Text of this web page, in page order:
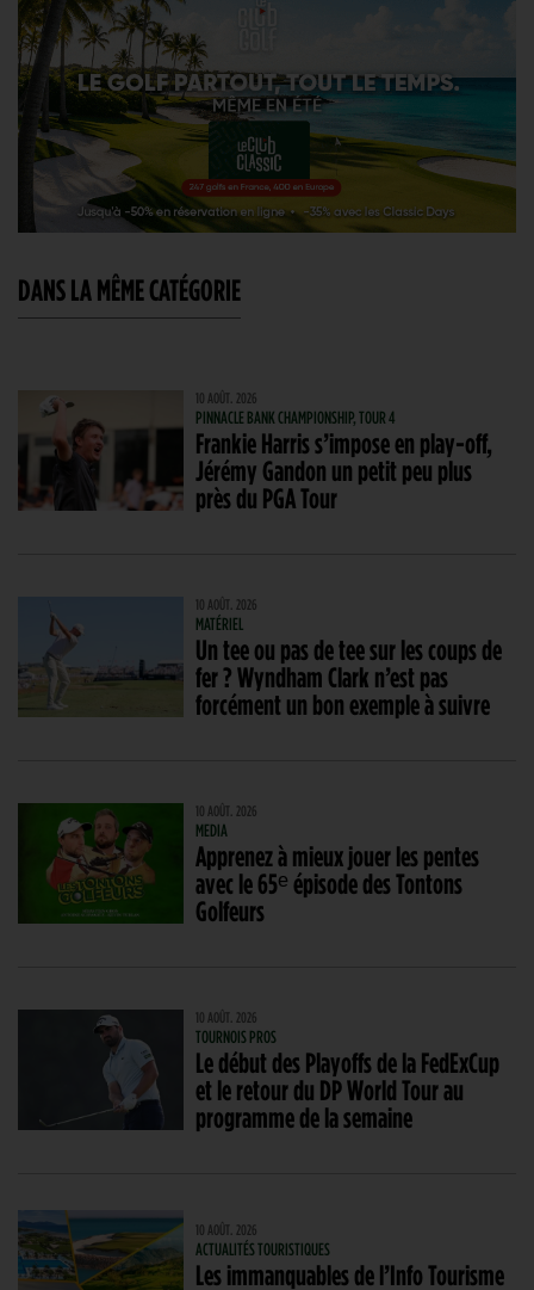
DANS LA MÊME CATÉGORIE
10 AOÛT. 2026
PINNACLE BANK CHAMPIONSHIP, TOUR 4
Frankie Harris s’impose en play-off,
Jérémy Gandon un petit peu plus
près du PGA Tour
10 AOÛT. 2026
MATÉRIEL
Un tee ou pas de tee sur les coups de
fer ? Wyndham Clark n’est pas
forcément un bon exemple à suivre
10 AOÛT. 2026
MEDIA
Apprenez à mieux jouer les pentes
avec le 65ᵉ épisode des Tontons
Golfeurs
10 AOÛT. 2026
TOURNOIS PROS
Le début des Playoffs de la FedExCup
et le retour du DP World Tour au
programme de la semaine
10 AOÛT. 2026
ACTUALITÉS TOURISTIQUES
Les immanquables de l’Info Tourisme